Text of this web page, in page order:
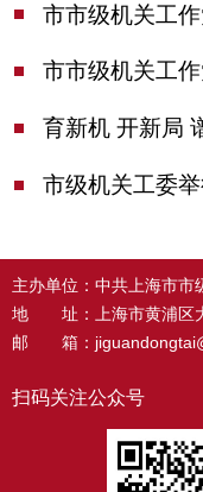
市市级机关工
市级机关工委